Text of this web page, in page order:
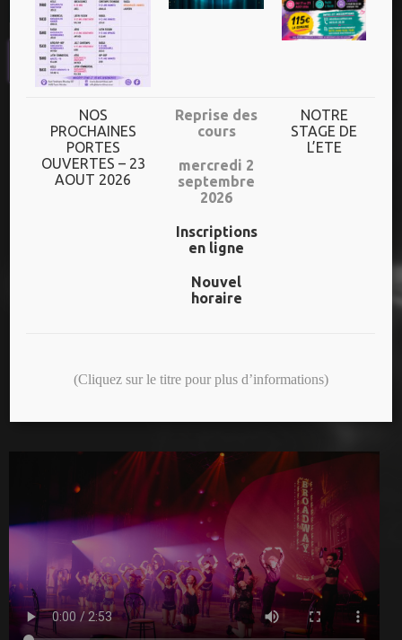
Plus de 70h de cours/semaine
Dès l’âge de 3 ans jusqu’aux adultes
Un niveau adapté à chaque danseur
NOS DERNIERS SPECTACLES
NOS
PROCHAINES
PORTES
OUVERTES – 23
AOUT 2026
Reprise des
cours
mercredi 2
septembre
2026
Inscriptions
en ligne
Nouvel
horaire
NOTRE
STAGE DE
L’ETE
(Cliquez sur le titre pour plus d’informations)